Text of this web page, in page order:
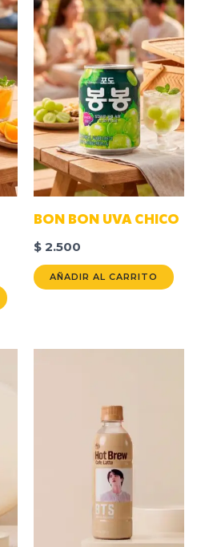
BON BON UVA CHICO
$ 2.500
AÑADIR AL CARRITO